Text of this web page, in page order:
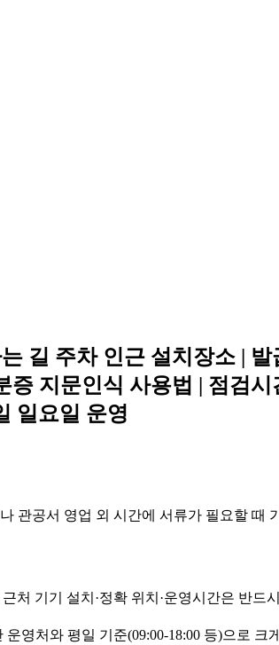
길 주차 인근 설치장소 |
지문인식 사용법 | 점검
일요일 운영
관공서 영업 외 시간에 서류가 필요할 때
기기 설치·정확 위치·운영시간은 반
영처와 평일 기준(09:00-18:00 등)으로 크